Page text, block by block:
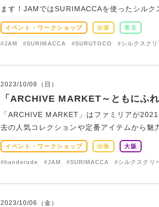
ます！JAMではSURIMACCAを使ったシルク
イベント・ワークショップ 出張 東京
#JAM #SURIMACCA #SURUTOCO #シルクスクリ
2023/10/08（日）
「ARCHIVE MARKET～ともにふ
「ARCHIVE MARKET」はファミリアが
去の人気コレクションや定番アイテムから魅
イベント・ワークショップ 出張 大阪
#handerude #JAM #SURIMACCA #シルクスクリ
2023/10/06（金）